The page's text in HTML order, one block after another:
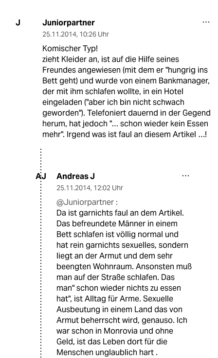
J Juniorpartner
25.11.2014, 10:26 Uhr
Komischer Typ!
zieht Kleider an, ist auf die Hilfe seines
Freundes angewiesen (mit dem er "hungrig ins
Bett geht) und wurde von einem Bankmanager,
der mit ihm schlafen wollte, in ein Hotel
eingeladen ("aber ich bin nicht schwach
geworden"). Telefoniert dauernd in der Gegend
herum, hat jedoch "… schon wieder kein Essen
mehr". Irgend was ist faul an diesem Artikel …!
AJ Andreas J
25.11.2014, 12:02 Uhr
@Juniorpartner :
Da ist garnichts faul an dem Artikel.
Das befreundete Männer in einem
Bett schlafen ist völlig normal und
hat rein garnichts sexuelles, sondern
liegt an der Armut und dem sehr
beengten Wohnraum. Ansonsten muß
man auf der Straße schlafen. Das
man" schon wieder nichts zu essen
hat", ist Alltag für Arme. Sexuelle
Ausbeutung in einem Land das von
Armut beherrscht wird, genauso. Ich
war schon in Monrovia und ohne
Geld, ist das Leben dort für die
Menschen unglaublich hart .